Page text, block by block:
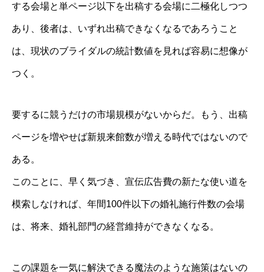
する会場と単ページ以下を出稿する会場に二極化しつつ
あり、後者は、いずれ出稿できなくなるであろうこと
は、現状のブライダルの統計数値を見れば容易に想像が
つく。
要するに競うだけの市場規模がないからだ。もう、出稿
ページを増やせば新規来館数が増える時代ではないので
ある。
このことに、早く気づき、宣伝広告費の新たな使い道を
模索しなければ、年間100件以下の婚礼施行件数の会場
は、将来、婚礼部門の経営維持ができなくなる。
この課題を一気に解決できる魔法のような施策はないの